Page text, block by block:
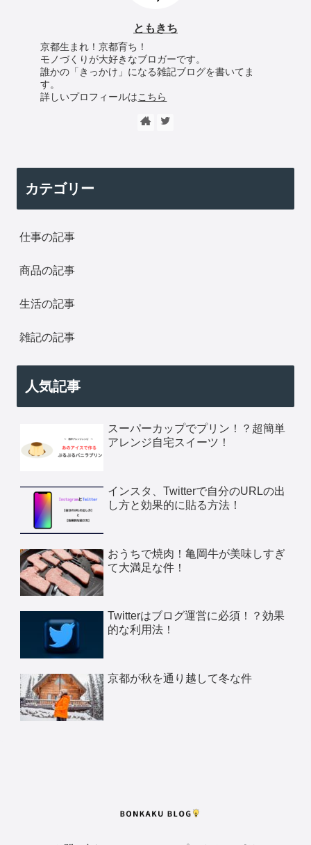
ともきち
京都生まれ！京都育ち！
モノづくりが大好きなブロガーです。
誰かの「きっかけ」になる雑記ブログを書いてま
す。
詳しいプロフィールはこちら
カテゴリー
仕事の記事
商品の記事
生活の記事
雑記の記事
人気記事
スーパーカップでプリン！？超簡単
アレンジ自宅スイーツ！
インスタ、Twitterで自分のURLの出
し方と効果的に貼る方法！
おうちで焼肉！亀岡牛が美味しすぎ
て大満足な件！
Twitterはブログ運営に必須！？効果
的な利用法！
京都が秋を通り越して冬な件